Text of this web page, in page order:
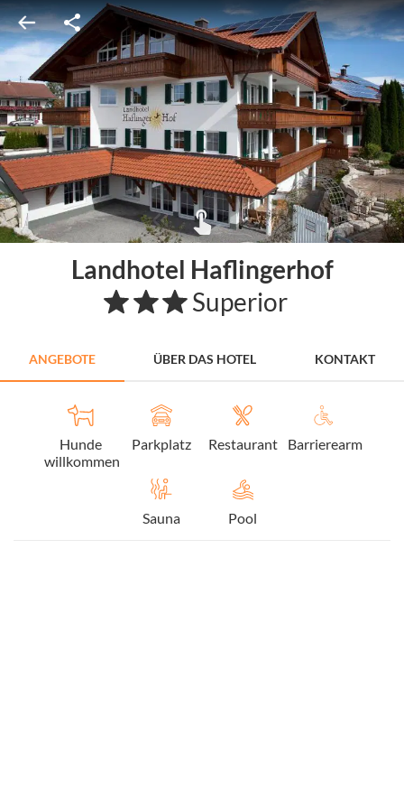
Landhotel Haflingerhof
Superior
ANGEBOTE ÜBER DAS HOTEL KONTAKT
Hunde
willkommen
Parkplatz Restaurant Barrierearm
Sauna Pool